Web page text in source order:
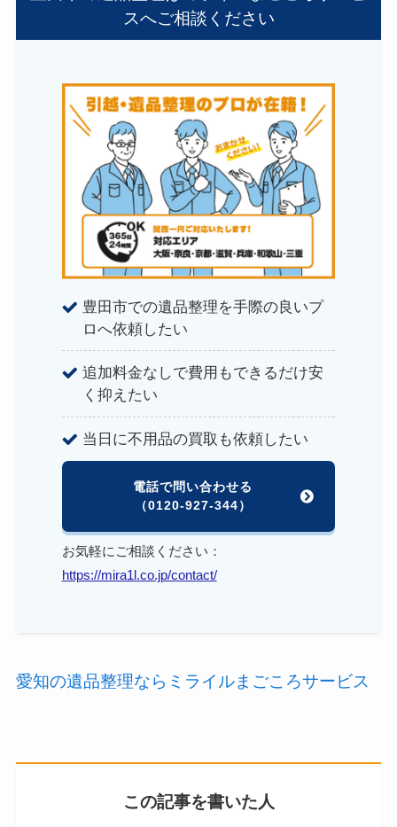
スへご相談ください
豊田市での遺品整理を手際の良いプ
ロへ依頼したい
追加料金なしで費用もできるだけ安
く抑えたい
当日に不用品の買取も依頼したい
電話で問い合わせる
（0120-927-344）
お気軽にご相談ください：
https://mira1l.co.jp/contact/
愛知の遺品整理ならミライルまごころサービス
この記事を書いた人